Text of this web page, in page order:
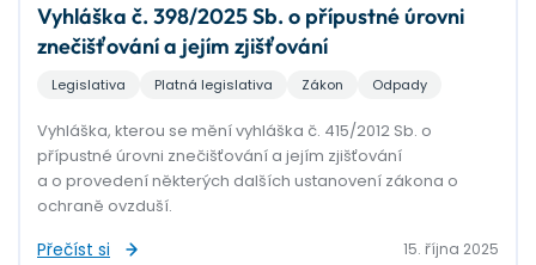
Vyhláška č. 398/2025 Sb. o přípustné úrovni
znečišťování a jejím zjišťování
Legislativa Platná legislativa Zákon Odpady
Vyhláška, kterou se mění vyhláška č. 415/2012 Sb. o
přípustné úrovni znečišťování a jejím zjišťování
a o provedení některých dalších ustanovení zákona o
ochraně ovzduší.
Přečíst si 15. října 2025